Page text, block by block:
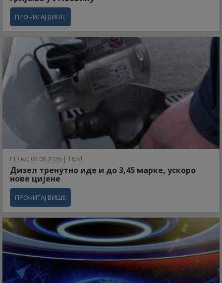
ПРОЧИТАЈ ВИШЕ
ПЕТАК, 07.08.2026 | 18:41
Дизел тренутно иде и до 3,45 марке, ускоро
нове цијене
ПРОЧИТАЈ ВИШЕ